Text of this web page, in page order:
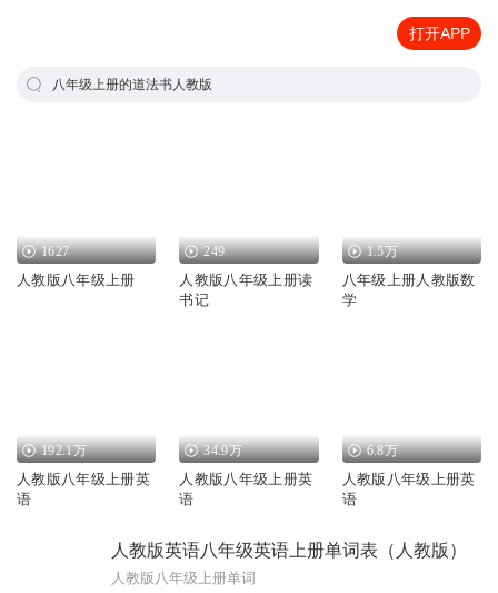
打开APP
八年级上册的道法书人教版
1627
人教版八年级上册
249
人教版八年级上册读
书记
1.5万
八年级上册人教版数
学
192.1万
人教版八年级上册英
语
34.9万
人教版八年级上册英
语
6.8万
人教版八年级上册英
语
人教版英语八年级英语上册单词表（人教版）
人教版八年级上册单词